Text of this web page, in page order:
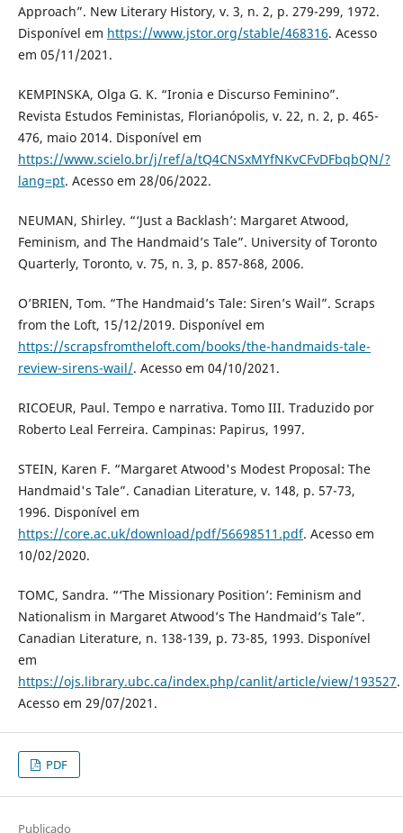
Approach”. New Literary History, v. 3, n. 2, p. 279-299, 1972.
Disponível em https://www.jstor.org/stable/468316. Acesso
em 05/11/2021.
KEMPINSKA, Olga G. K. “Ironia e Discurso Feminino”.
Revista Estudos Feministas, Florianópolis, v. 22, n. 2, p. 465-
476, maio 2014. Disponível em
https://www.scielo.br/j/ref/a/tQ4CNSxMYfNKvCFvDFbqbQN/?
lang=pt. Acesso em 28/06/2022.
NEUMAN, Shirley. “‘Just a Backlash’: Margaret Atwood,
Feminism, and The Handmaid’s Tale”. University of Toronto
Quarterly, Toronto, v. 75, n. 3, p. 857-868, 2006.
O’BRIEN, Tom. “The Handmaid’s Tale: Siren’s Wail”. Scraps
from the Loft, 15/12/2019. Disponível em
https://scrapsfromtheloft.com/books/the-handmaids-tale-
review-sirens-wail/. Acesso em 04/10/2021.
RICOEUR, Paul. Tempo e narrativa. Tomo III. Traduzido por
Roberto Leal Ferreira. Campinas: Papirus, 1997.
STEIN, Karen F. “Margaret Atwood's Modest Proposal: The
Handmaid's Tale”. Canadian Literature, v. 148, p. 57-73,
1996. Disponível em
https://core.ac.uk/download/pdf/56698511.pdf. Acesso em
10/02/2020.
TOMC, Sandra. “‘The Missionary Position’: Feminism and
Nationalism in Margaret Atwood’s The Handmaid’s Tale”.
Canadian Literature, n. 138-139, p. 73-85, 1993. Disponível
em
https://ojs.library.ubc.ca/index.php/canlit/article/view/193527.
Acesso em 29/07/2021.
PDF
Publicado